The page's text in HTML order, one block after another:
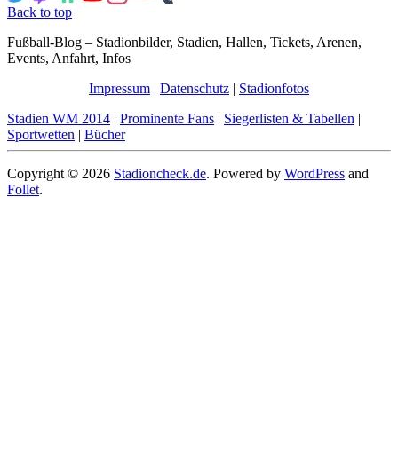
Back to top
Fußball-Blog – Stadionbilder, Stadien, Hallen, Tickets, Arenen,
Events, Anfahrt, Infos
Impressum | Datenschutz | Stadionfotos
Stadien WM 2014 | Prominente Fans | Siegerlisten & Tabellen |
Sportwetten | Bücher
Copyright © 2026 Stadioncheck.de. Powered by WordPress and
Follet.